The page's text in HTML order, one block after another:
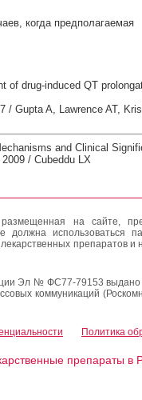
когда предполагаемая
of drug-induced QT
/ Gupta A, Lawrence AT,
and Clinical
/ Cubeddu LX
на сайте,
использоваться
препаратов и
Эл № ФС77-79153
коммуникаций
Политика
препараты в